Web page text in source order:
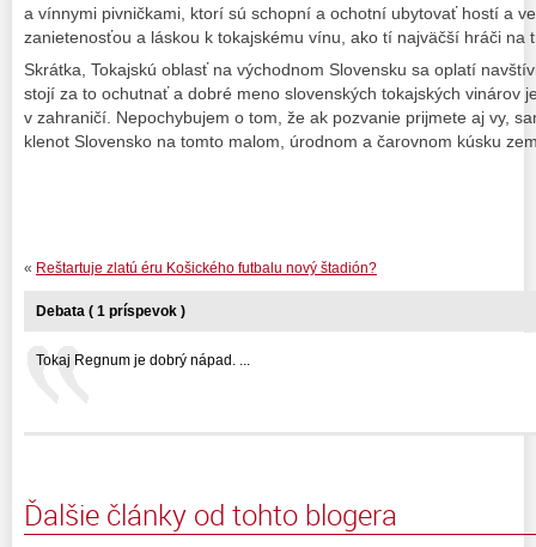
a vínnymi pivničkami, ktorí sú schopní a ochotní ubytovať hostí a
zanietenosťou a láskou k tokajskému vínu, ako tí najväčší hráči na
Skrátka, Tokajskú oblasť na východnom Slovensku sa oplatí
stojí za to ochutnať a dobré meno slovenských tokajských vinárov
v zahraničí. Nepochybujem o tom, že ak pozvanie prijmete aj vy,
klenot Slovensko na tomto malom, úrodnom a čarovnom kúsku
« Reštartuje zlatú éru Košického futbalu nový štadión?
Debata ( 1 príspevok )
Tokaj Regnum je dobrý nápad. ...
Ďalšie články od tohto blogera